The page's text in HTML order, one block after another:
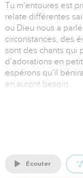
Tu m’entoures est
relate différentes
ou Dieu nous a
circonstances, des
sont des chants qui
d’adorations en
espérons qu’il
en auront besoin.
qui va essuyer ses
Titre 2 "Ta grâce
écouter